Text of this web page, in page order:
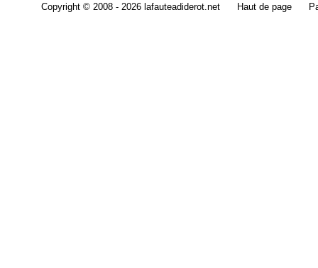
Copyright © 2008 - 2026 lafauteadiderot.net Haut de page